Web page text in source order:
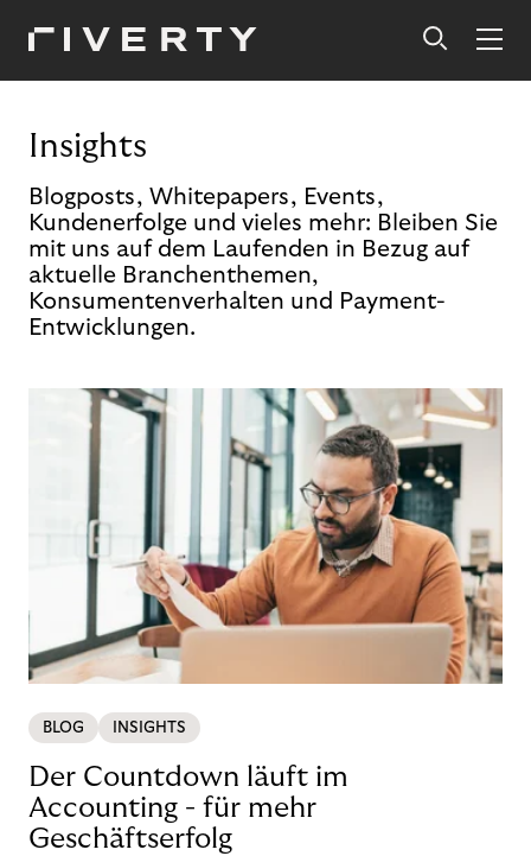
Insights
Blogposts, Whitepapers, Events,
Kundenerfolge und vieles mehr: Bleiben Sie
mit uns auf dem Laufenden in Bezug auf
aktuelle Branchenthemen,
Konsumentenverhalten und Payment-
Entwicklungen.
BLOG INSIGHTS
Der Countdown läuft im
Accounting - für mehr
Geschäftserfolg